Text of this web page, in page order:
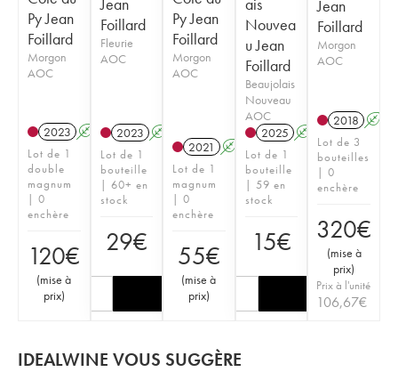
Py Jean
Foillard
Morgon
AOC
2023 A K
Lot de 1
double
magnum
| 0
enchère
120€
(mise à
prix)
Foillard
Fleurie
AOC
2023 A
Lot de 1
bouteille
| 60+ en
stock
29€
Py Jean
Foillard
Morgon
AOC
2021 A K
Lot de 1
magnum
| 0
enchère
55€
(mise à
prix)
Nouvea
u Jean
Foillard
Beaujolais
Nouveau
AOC
2025 A
Lot de 1
bouteille
| 59 en
stock
15€
Jean
Foillard
Morgon
AOC
2018 A
Lot de 3
bouteilles
| 0
enchère
320€
(mise à
prix)
Prix à l'unité
106,67€
IDEALWINE VOUS SUGGÈRE